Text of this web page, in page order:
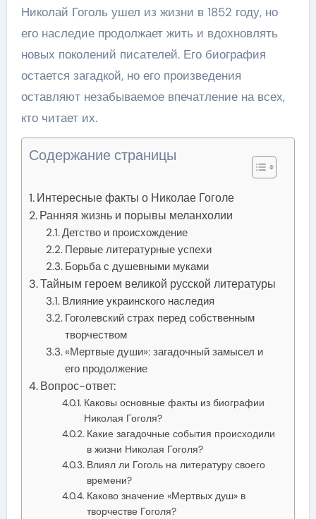
Николай Гоголь ушел из жизни в 1852 году, но
его наследие продолжает жить и вдохновлять
новых поколений писателей. Его биография
остается загадкой, но его произведения
оставляют незабываемое впечатление на всех,
кто читает их.
Содержание страницы
Интересные факты о Николае Гоголе
Ранняя жизнь и порывы меланхолии
Детство и происхождение
Первые литературные успехи
Борьба с душевными муками
Тайным героем великой русской литературы
Влияние украинского наследия
Гоголевский страх перед собственным
творчеством
«Мертвые души»: загадочный замысел и
его продолжение
Вопрос-ответ:
Каковы основные факты из биографии
Николая Гоголя?
Какие загадочные события происходили
в жизни Николая Гоголя?
Влиял ли Гоголь на литературу своего
времени?
Каково значение «Мертвых душ» в
творчестве Гоголя?